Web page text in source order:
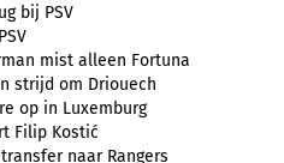
bij PSV
mist alleen Fortuna
strijd om Driouech
op in Luxemburg
Filip Kostić
naar Rangers